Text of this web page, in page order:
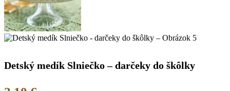
Detský medík Slniečko – darčeky do škôlky